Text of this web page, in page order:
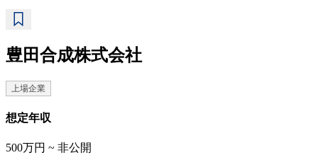
豊田合成株式会社
上場企業
想定年収
500万円 ~ 非公開